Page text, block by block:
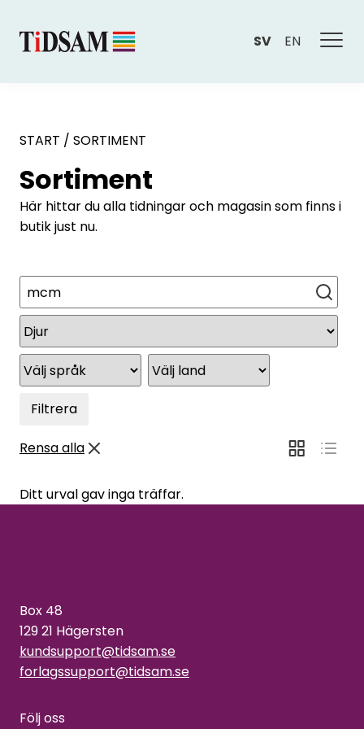
SV EN
START / SORTIMENT
Sortiment
Här hittar du alla tidningar och magasin som finns i
butik just nu.
Sök
Filtrera
Rensa alla
Ditt urval gav inga träffar.
Box 48
129 21 Hägersten
kundsupport@tidsam.se
forlagssupport@tidsam.se
Följ oss